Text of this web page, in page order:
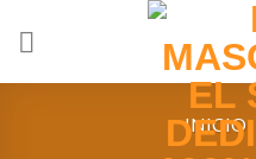
INICIO